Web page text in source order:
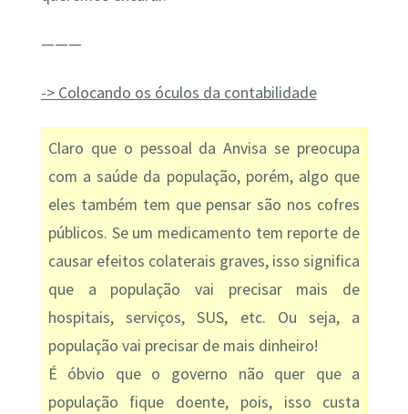
———
-> Colocando os óculos da contabilidade
Claro que o pessoal da Anvisa se preocupa
com a saúde da população, porém, algo que
eles também tem que pensar são nos cofres
públicos. Se um medicamento tem reporte de
causar efeitos colaterais graves, isso significa
que a população vai precisar mais de
hospitais, serviços, SUS, etc. Ou seja, a
população vai precisar de mais dinheiro!
É óbvio que o governo não quer que a
população fique doente, pois, isso custa